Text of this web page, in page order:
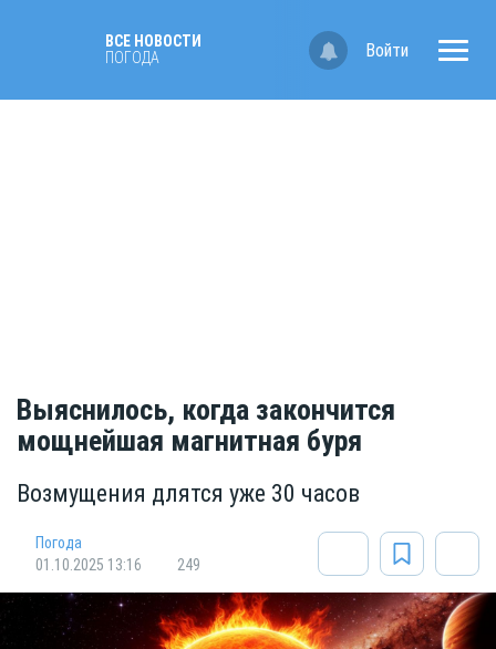
ВСЕ НОВОСТИ
ПОГОДА
Войти
Выяснилось, когда закончится
мощнейшая магнитная буря
Возмущения длятся уже 30 часов
Погода
01.10.2025 13:16
249